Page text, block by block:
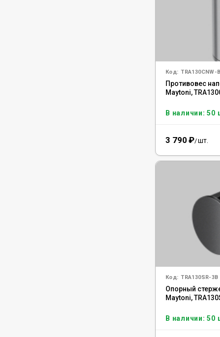
Код: TRA130CNW-B
Противовес
Maytoni,
В наличии: 50
3 790 ₽/шт.
Код: TRA130SR-3B
Опорный
Maytoni,
В наличии: 50